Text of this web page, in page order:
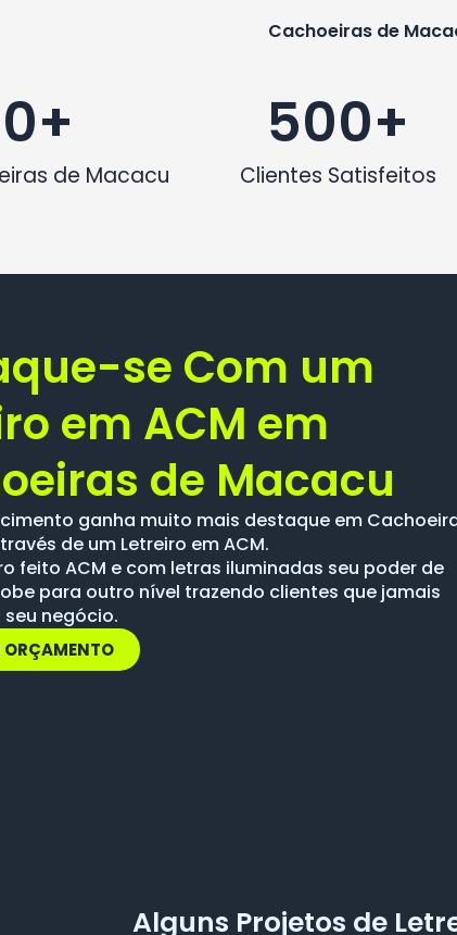
Cachoeiras de
de Macacu
+
Clientes Satisfeitos
500+
se Com um
em ACM em
de Macacu
ganha muito mais destaque em
de um Letreiro em ACM.
feito ACM e com letras iluminadas seu poder de
para outro nível trazendo clientes que jamais
negócio.
Alguns Projetos de